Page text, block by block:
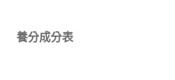
養分成分表